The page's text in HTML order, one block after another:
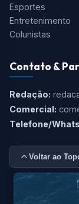
Esportes
Entretenimento
Colunistas
Contato &
Redação:
Comercial:
Telefone/
Voltar ao